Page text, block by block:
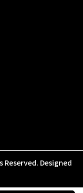
Reserved. Designed